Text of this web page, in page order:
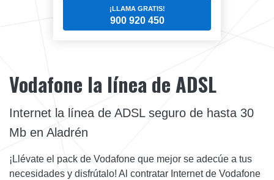
¡LLAMA GRATIS!
900 920 450
Vodafone la línea de ADSL
Internet la línea de ADSL seguro de hasta 30
Mb en Aladrén
¡Llévate el pack de Vodafone que mejor se adecúe a tus
necesidades y disfrútalo! Al contratar Internet de Vodafone